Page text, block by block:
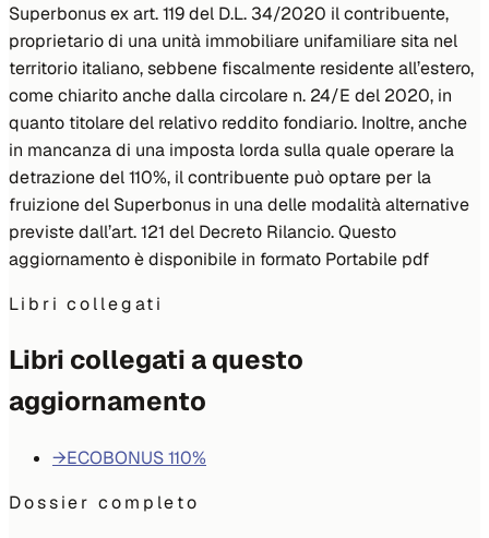
Superbonus ex art. 119 del D.L. 34/2020 il contribuente,
proprietario di una unità immobiliare unifamiliare sita nel
territorio italiano, sebbene fiscalmente residente all’estero,
come chiarito anche dalla circolare n. 24/E del 2020, in
quanto titolare del relativo reddito fondiario. Inoltre, anche
in mancanza di una imposta lorda sulla quale operare la
detrazione del 110%, il contribuente può optare per la
fruizione del Superbonus in una delle modalità alternative
previste dall’art. 121 del Decreto Rilancio. Questo
aggiornamento è disponibile in formato Portabile pdf
Libri collegati
Libri collegati a questo
aggiornamento
→ECOBONUS 110%
Dossier completo